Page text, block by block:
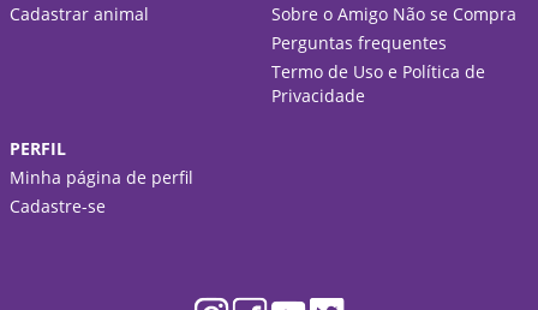
Cadastrar animal
Sobre o Amigo Não se Compra
Perguntas frequentes
Termo de Uso e Política de
Privacidade
PERFIL
Minha página de perfil
Cadastre-se